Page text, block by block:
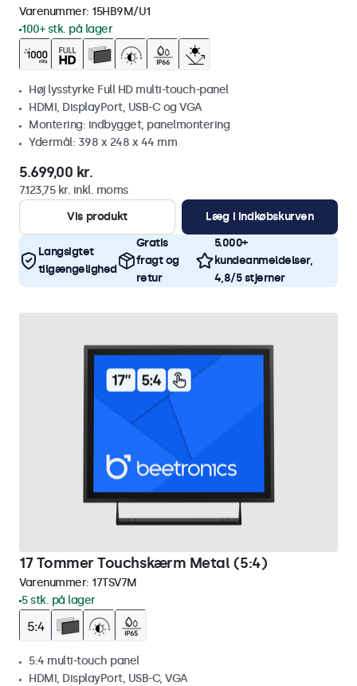
Varenummer: 15HB9M/U1
100+ stk. på lager
Høj lysstyrke Full HD multi-touch-panel
HDMI, DisplayPort, USB-C og VGA
Montering: indbygget, panelmontering
Ydermål: 398 x 248 x 44 mm
5.699,00 kr.
7.123,75 kr. inkl. moms
Vis produkt
Læg i indkøbskurven
Langsigtet
tilgængelighed
Gratis
fragt og
retur
5.000+
kundeanmeldelser,
4,8/5 stjerner
17 Tommer Touchskærm Metal (5:4)
Varenummer: 17TSV7M
5 stk. på lager
5:4 multi-touch panel
HDMI, DisplayPort, USB-C, VGA